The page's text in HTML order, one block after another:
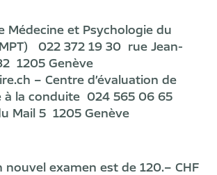
Médecine et Psychologie du
022 372 19 30 rue Jean-
1205 Genève
– Centre d’évaluation de
à la conduite 024 565 06 65
Mail 5 1205 Genève
nouvel examen est de 120.– CHF